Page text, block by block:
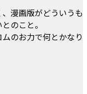
漫画版がどういうも
のこと。
のお力で何とかなり